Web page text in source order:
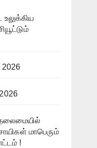
2026
மாபெரும்
!